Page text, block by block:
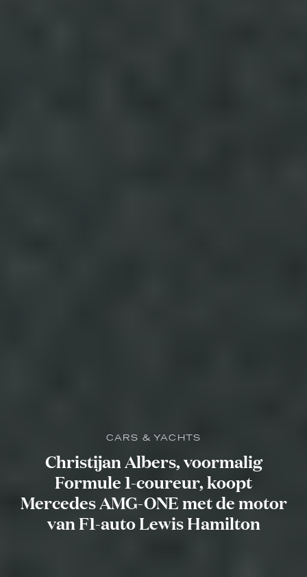
CARS & YACHTS
Christijan Albers, voormalig
Formule 1-coureur, koopt
Mercedes AMG-ONE met de motor
van F1-auto Lewis Hamilton